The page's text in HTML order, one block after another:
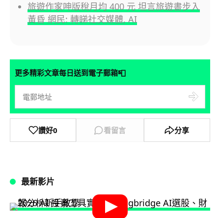
旅遊作家呻版稅月均 400 元 坦言旅遊書步入
黃昏 網民: 轉睇社交媒體, AI
更多精彩文章每日送到電子郵箱📮
讚好0 看留言 分享
最新影片